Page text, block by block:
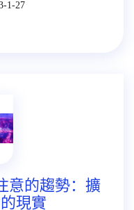
1-27
意的趨勢：擴
現實